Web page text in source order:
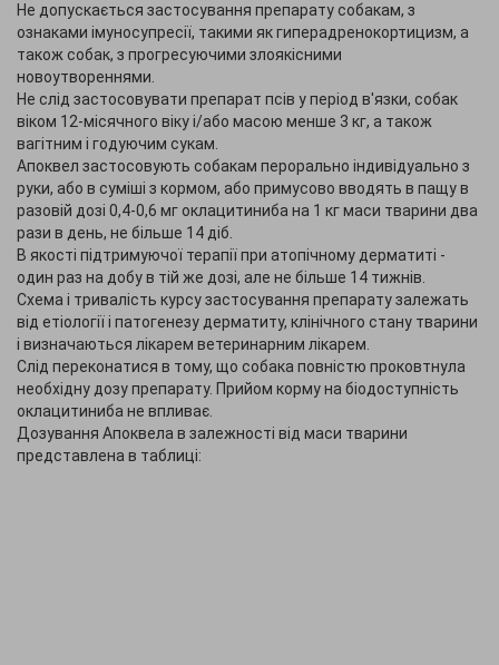
Не допускається застосування препарату собакам, з
ознаками імуносупресії, такими як гиперадренокортицизм, а
також собак, з прогресуючими злоякісними
новоутвореннями.
Не слід застосовувати препарат псів у період в'язки, собак
віком 12-місячного віку і/або масою менше 3 кг, а також
вагітним і годуючим сукам.
Апоквел застосовують собакам перорально індивідуально з
руки, або в суміші з кормом, або примусово вводять в пащу в
разовій дозі 0,4-0,6 мг оклацитиниба на 1 кг маси тварини два
рази в день, не більше 14 діб.
В якості підтримуючої терапії при атопічному дерматиті -
один раз на добу в тій же дозі, але не більше 14 тижнів.
Схема і тривалість курсу застосування препарату залежать
від етіології і патогенезу дерматиту, клінічного стану тварини
і визначаються лікарем ветеринарним лікарем.
Слід переконатися в тому, що собака повністю проковтнула
необхідну дозу препарату. Прийом корму на біодоступність
оклацитиниба не впливає.
Дозування Апоквела в залежності від маси тварини
представлена в таблиці: